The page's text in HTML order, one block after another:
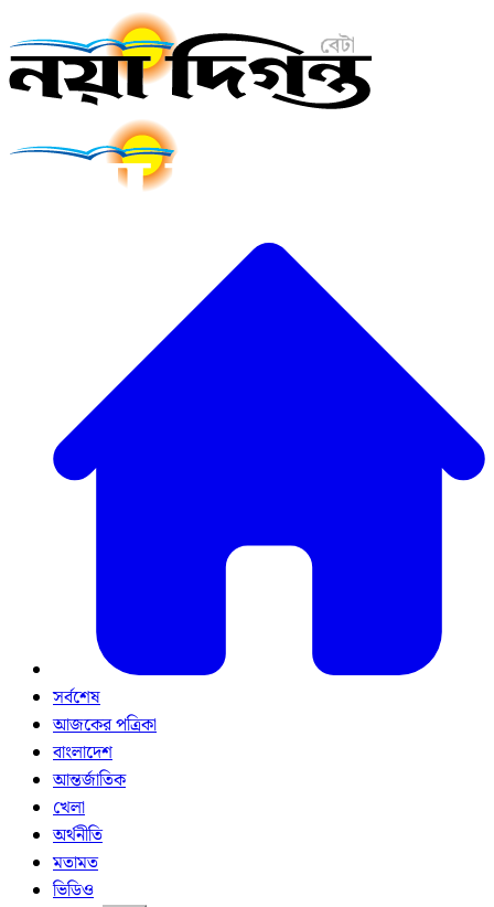
সর্বশেষ
আজকের পত্রিকা
বাংলাদেশ
আন্তর্জাতিক
খেলা
অর্থনীতি
মতামত
ভিডিও